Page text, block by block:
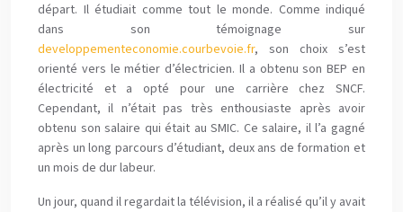
départ. Il étudiait comme tout le monde. Comme indiqué
dans son témoignage sur
developpementeconomie.courbevoie.fr, son choix s’est
orienté vers le métier d’électricien. Il a obtenu son BEP en
électricité et a opté pour une carrière chez SNCF.
Cependant, il n’était pas très enthousiaste après avoir
obtenu son salaire qui était au SMIC. Ce salaire, il l’a gagné
après un long parcours d’étudiant, deux ans de formation et
un mois de dur labeur.
Un jour, quand il regardait la télévision, il a réalisé qu’il y avait